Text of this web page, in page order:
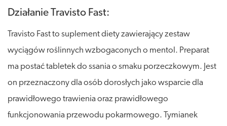
Działanie Travisto Fast:
Travisto Fast to suplement diety zawierający zestaw
wyciągów roślinnych wzbogaconych o mentol. Preparat
ma postać tabletek do ssania o smaku porzeczkowym. Jest
on przeznaczony dla osób dorosłych jako wsparcie dla
prawidłowego trawienia oraz prawidłowego
funkcjonowania przewodu pokarmowego. Tymianek